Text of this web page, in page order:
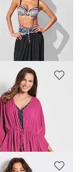
rok met kleurrijke print
109,95 €
van de afgelopen 30
€
(-6%)
€
van de afgelopen 30
€ (-12%)